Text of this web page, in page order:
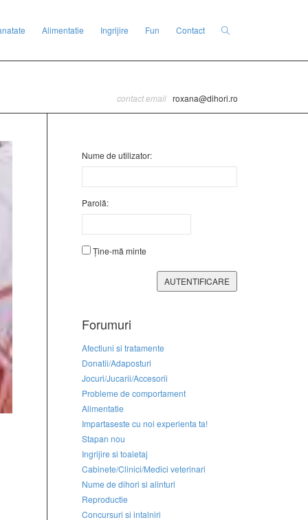
Alimentatie Ingrijire Fun Contact
contact email roxana@dihori.ro
Nume de utilizator:
Parolă:
Ține-mă minte
AUTENTIFICARE
Forumuri
Afectiuni si tratamente
Donatii/Adaposturi
Jocuri/Jucarii/Accesorii
Probleme de comportament
Alimentatie
Impartaseste cu noi experienta ta!
Stapan nou
Ingrijire si toaletaj
Cabinete/Clinici/Medici veterinari
Nume de dihori si alinturi
Reproductie
Concursuri si intalniri